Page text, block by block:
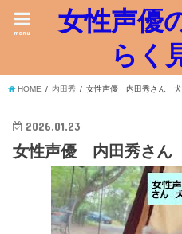
女性声優
らく
menu
HOME 内田秀 女性声優 内田秀さん 犬
2026.01.23
女性声優 内田秀さん